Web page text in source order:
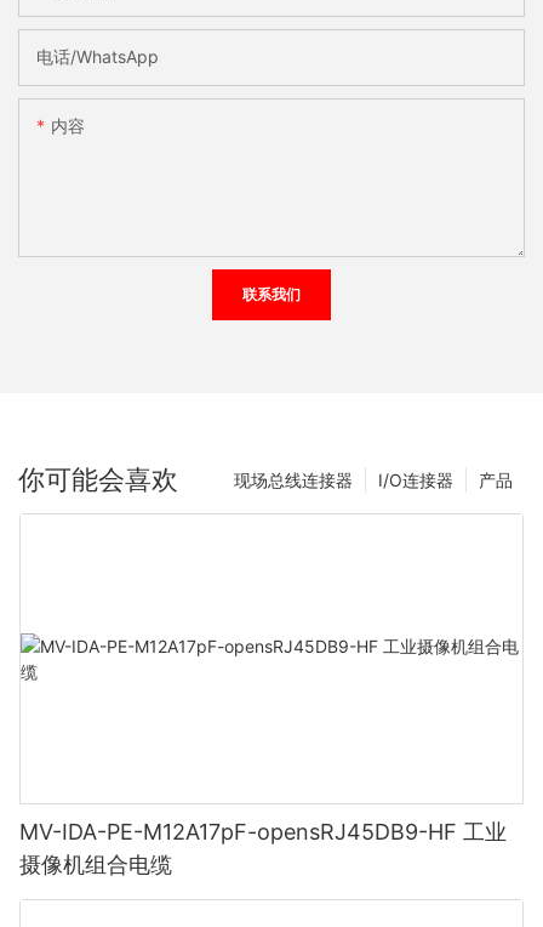
电话/WhatsApp
内容
联系我们
你可能会喜欢 产品
I/O连接器
现场总线连接器
MV-IDA-PE-M12A17pF-opensRJ45DB9-HF 工业
摄像机组合电缆